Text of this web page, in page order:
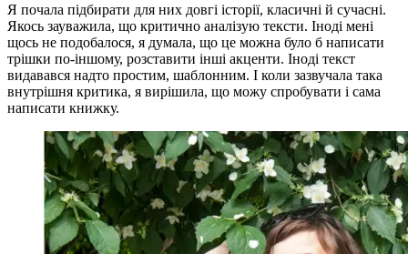
Я почала підбирати для них довгі історії, класичні й сучасні.
Якось зауважила, що критично аналізую тексти. Іноді мені
щось не подобалося, я думала, що це можна було б написати
трішки по-іншому, розставити інші акценти. Іноді текст
видавався надто простим, шаблонним. І коли зазвучала така
внутрішня критика, я вирішила, що можу спробувати і сама
написати книжку.